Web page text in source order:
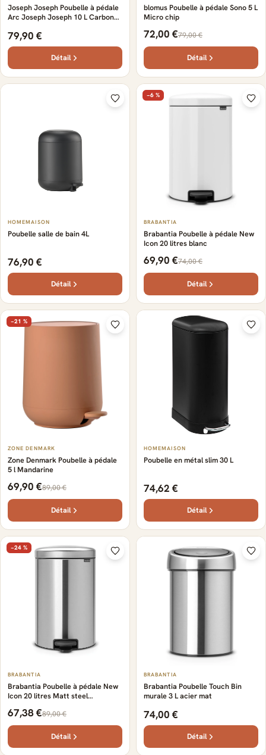
Joseph Joseph Poubelle à pédale
Arc Joseph Joseph 10 L Carbon
79,90 €
Détail
blomus Poubelle à pédale Sono 5 L
Micro chip
72,00 €79,00 €
Détail
HOMEMAISON
Poubelle salle de bain 4L
76,90 €
Détail
−6 %
BRABANTIA
Brabantia Poubelle à pédale New
Icon 20 litres blanc
69,90 €74,00 €
Détail
−21 %
ZONE DENMARK
Zone Denmark Poubelle à pédale
5 l Mandarine
69,90 €89,00 €
Détail
HOMEMAISON
Poubelle en métal slim 30 L
74,62 €
Détail
−24 %
BRABANTIA
Brabantia Poubelle à pédale New
Icon 20 litres Matt steel
67,38 €89,00 €
Détail
BRABANTIA
Brabantia Poubelle Touch Bin
murale 3 L acier mat
74,00 €
Détail